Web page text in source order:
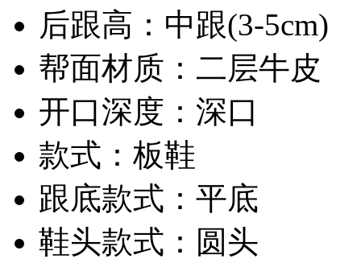
后跟高：中跟(3-5cm)
帮面材质：二层牛皮
开口深度：深口
款式：板鞋
跟底款式：平底
鞋头款式：圆头